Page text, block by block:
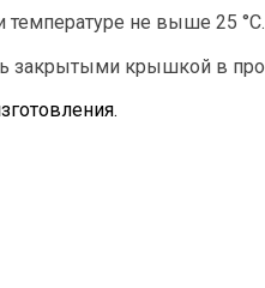
температуре не выше 25 °С.
закрытыми крышкой в